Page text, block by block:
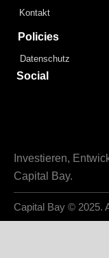
Kontakt
Policies
Datenschutz
Social
Investieren,
Capital Bay.
Capital Bay © 2025.